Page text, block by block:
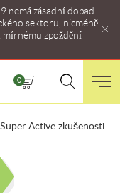
nemá zásadní dopad
sektoru, nicméně
mírnému zpoždění
0
Super Active zkušenosti